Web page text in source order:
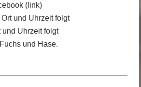
(link)
und Uhrzeit folgt
und Uhrzeit folgt
und Hase.